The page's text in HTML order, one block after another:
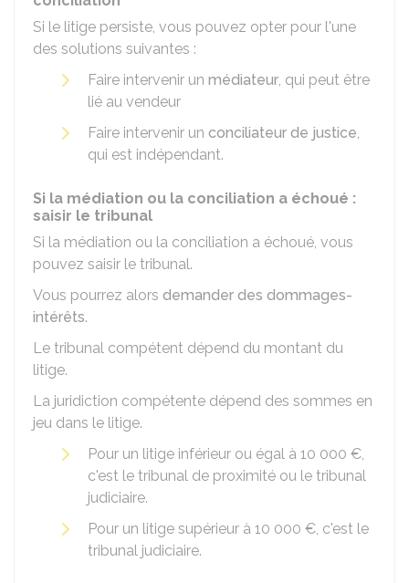
Si le litige persiste, vous pouvez opter pour l'une
des solutions suivantes :
Faire intervenir un médiateur, qui peut être
lié au vendeur
Faire intervenir un conciliateur de justice,
qui est indépendant.
Si la médiation ou la conciliation a échoué :
saisir le tribunal
Si la médiation ou la conciliation a échoué, vous
pouvez saisir le tribunal.
Vous pourrez alors demander des dommages-
intérêts.
Le tribunal compétent dépend du montant du
litige.
La juridiction compétente dépend des sommes en
jeu dans le litige.
Pour un litige inférieur ou égal à 10 000 €,
c'est le tribunal de proximité ou le tribunal
judiciaire.
Pour un litige supérieur à 10 000 €, c'est le
tribunal judiciaire.